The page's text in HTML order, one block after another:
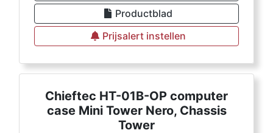
Productblad
Prijsalert instellen
Chieftec HT-01B-OP computer
case Mini Tower Nero, Chassis
Tower